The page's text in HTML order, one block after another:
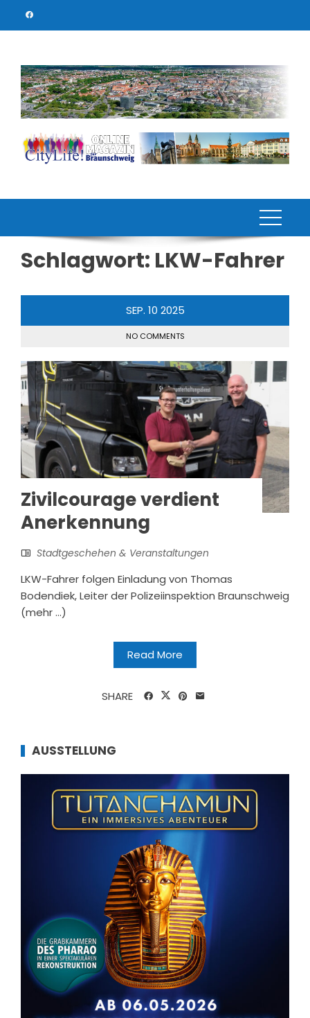
Schlagwort: LKW-Fahrer
SEP. 10 2025
NO COMMENTS
Zivilcourage verdient
Anerkennung
Stadtgeschehen & Veranstaltungen
LKW-Fahrer folgen Einladung von Thomas
Bodendiek, Leiter der Polizeiinspektion Braunschweig
(mehr …)
Read More
SHARE
AUSSTELLUNG